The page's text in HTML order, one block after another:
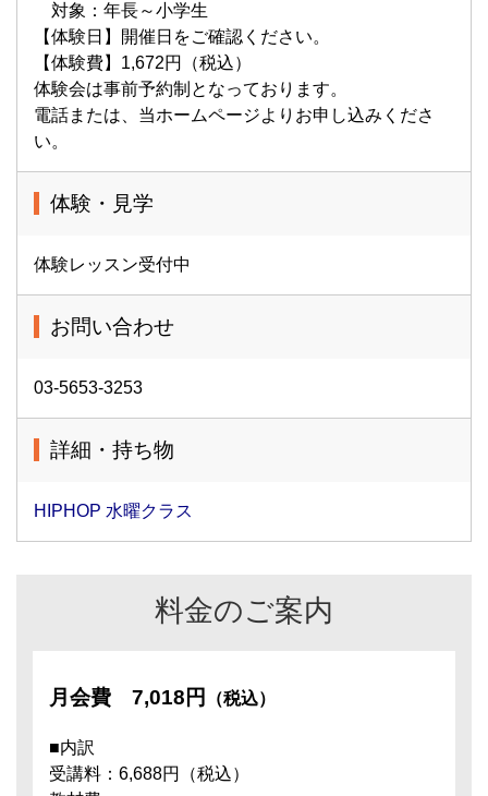
対象：年長～小学生
【体験日】開催日をご確認ください。
【体験費】1,672円（税込）
体験会は事前予約制となっております。
電話または、当ホームページよりお申し込みくださ
い。
体験・見学
体験レッスン受付中
お問い合わせ
03-5653-3253
詳細・持ち物
HIPHOP 水曜クラス
料金のご案内
月会費 7,018円 （税込）
■内訳
受講料：6,688円（税込）